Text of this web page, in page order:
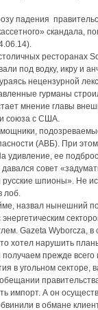
падения
скандала,
ресторанах
под водку, икру и
нецензурной
гурманы
мнение главы
союза с США.
(АВБ). При
удивление, ее
давался совет
шпионы». Не
лоб.
назвал нынешний
Gazeta Wyborcza,
хотел нарушить
прежде всего
в угольном секторе,
импорт. А он
в обмане